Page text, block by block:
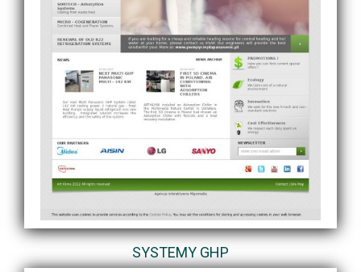
SYSTEMY GHP